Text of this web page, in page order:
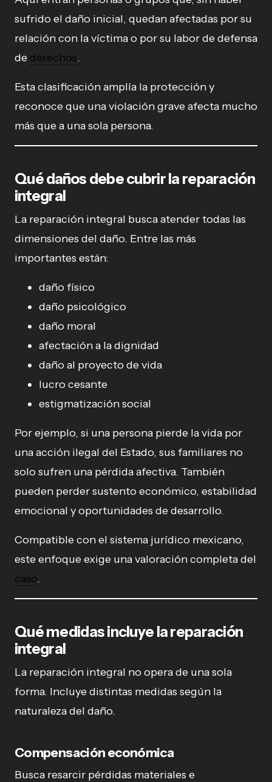
sufrido el daño inicial, quedan afectadas por su
relación con la víctima o por su labor de defensa
de derechos.
Esta clasificación amplía la protección y
reconoce que una violación grave afecta mucho
más que a una sola persona.
Qué daños debe cubrir la reparación
integral
La reparación integral busca atender todas las
dimensiones del daño. Entre las más
importantes están:
daño físico
daño psicológico
daño moral
afectación a la dignidad
daño al proyecto de vida
lucro cesante
estigmatización social
Por ejemplo, si una persona pierde la vida por
una acción ilegal del Estado, sus familiares no
solo sufren una pérdida afectiva. También
pueden perder sustento económico, estabilidad
emocional y oportunidades de desarrollo.
Compatible con el sistema jurídico mexicano,
este enfoque exige una valoración completa del
caso.
Qué medidas incluye la reparación
integral
La reparación integral no opera de una sola
forma. Incluye distintas medidas según la
naturaleza del daño.
Compensación económica
Busca resarcir pérdidas materiales e